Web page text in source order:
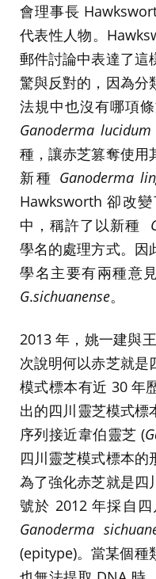
會理事長
代表性人物。
郵件討論中表達了這
驚與反對的，因為分
法規中也沒有哪項
Ganoderma lucidum
種，讓赤芝篡奪使用
新種 Ganoderma
Hawksworth 卻改
中，稱許了以新種
學名的處理方式。因
學名主要有兩種意
G.sichuanense。
2013 年，姚一建與
次說明何以赤芝就是
模式標本有近 30 年
出的四川靈芝模式標
序列接近韋伯靈芝 (
四川靈芝模式標本的
為了強化赤芝就是四
號於 2012 年採自
Ganoderma
(epitype)。當某個種